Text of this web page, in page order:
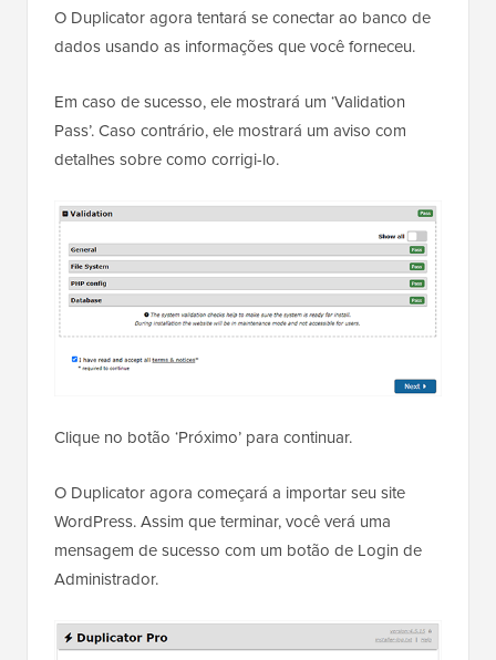
O Duplicator agora tentará se conectar ao banco de
dados usando as informações que você forneceu.
Em caso de sucesso, ele mostrará um ‘Validation
Pass’. Caso contrário, ele mostrará um aviso com
detalhes sobre como corrigi-lo.
Clique no botão ‘Próximo’ para continuar.
O Duplicator agora começará a importar seu site
WordPress. Assim que terminar, você verá uma
mensagem de sucesso com um botão de Login de
Administrador.